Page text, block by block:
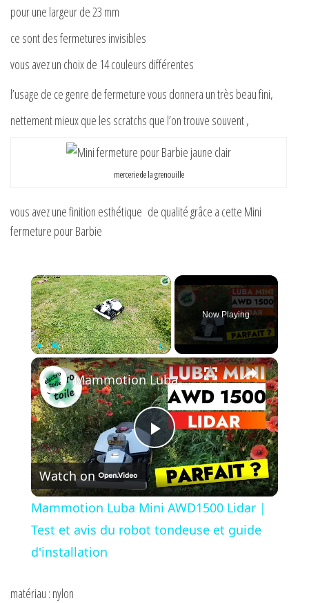
pour une largeur de 23 mm
ce sont des fermetures invisibles
vous avez un choix de 14 couleurs différentes
l’usage de ce genre de fermeture vous donnera un très beau fini,
nettement mieux que les scratchs que l’on trouve souvent ,
mercerie de la grenouille
vous avez une finition esthétique de qualité grâce a cette Mini
fermeture pour Barbie
×
Play Unmute Fullscreen
Now Playing
×
P
l
a
Mammotion Luba Mini AWD1500 Lidar | Test et avis du robot tondeuse et guide d'installation
Watch on
Mammotion Luba Mini AWD1500 Lidar |
Test et avis du robot tondeuse et guide
d'installation
matériau : nylon